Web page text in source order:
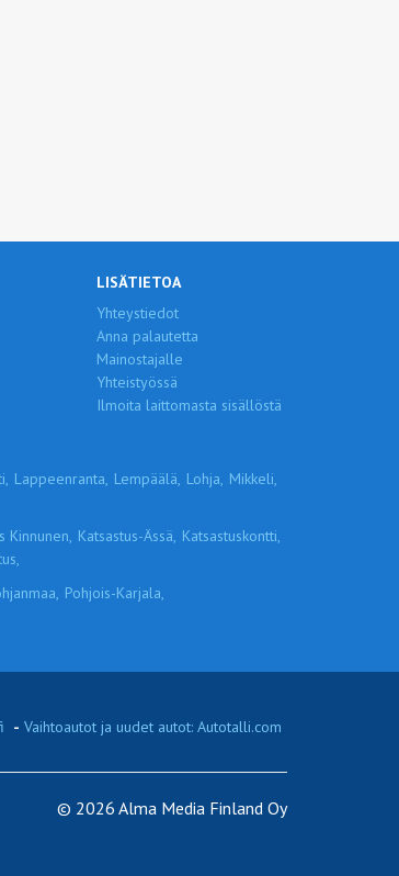
LISÄTIETOA
Yhteystiedot
Anna palautetta
Mainostajalle
Yhteistyössä
Ilmoita laittomasta sisällöstä
Lappeenranta, Lempäälä, Lohja, Mikkeli,
Kinnunen, Katsastus-Ässä, Katsastuskontti,
Pohjois-Karjala,
- Vaihtoautot ja uudet autot: Autotalli.com
© 2026 Alma Media Finland Oy